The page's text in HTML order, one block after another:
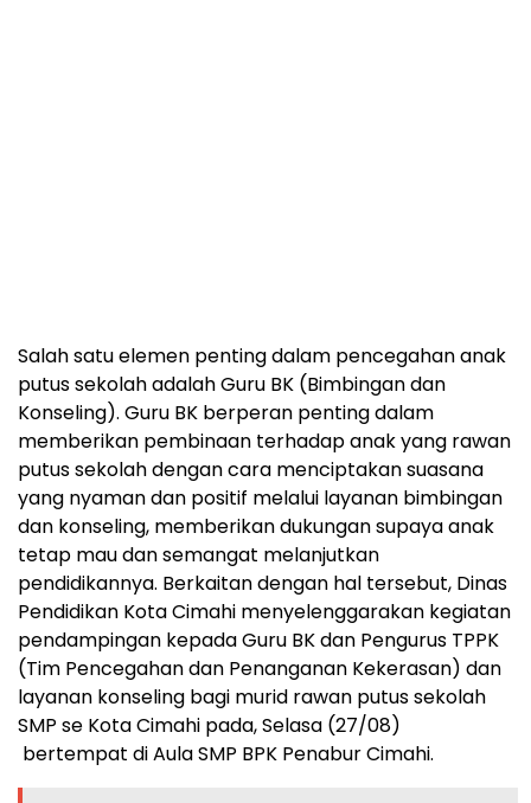
Salah satu elemen penting dalam pencegahan anak
putus sekolah adalah Guru BK (Bimbingan dan
Konseling). Guru BK berperan penting dalam
memberikan pembinaan terhadap anak yang rawan
putus sekolah dengan cara menciptakan suasana
yang nyaman dan positif melalui layanan bimbingan
dan konseling, memberikan dukungan supaya anak
tetap mau dan semangat melanjutkan
pendidikannya. Berkaitan dengan hal tersebut, Dinas
Pendidikan Kota Cimahi menyelenggarakan kegiatan
pendampingan kepada Guru BK dan Pengurus TPPK
(Tim Pencegahan dan Penanganan Kekerasan) dan
layanan konseling bagi murid rawan putus sekolah
SMP se Kota Cimahi pada, Selasa (27/08)
bertempat di Aula SMP BPK Penabur Cimahi.